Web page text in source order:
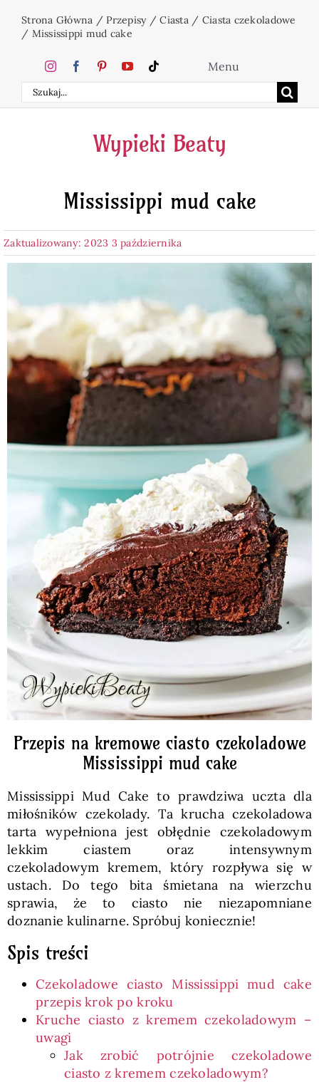
zawartości
Strona Główna /Przepisy/Ciasta/ Ciasta czekoladowe
/ Mississippi mud cake
Szukaj
Menu
Home
Ciasta
Desery
Napoje
Pieczywo
Przetwory
Zdrowo i fit
Kuchnie świata
SKLEP
Polski
Wypieki Beaty
Mississippi mud cake
Zaktualizowany: 2023 3 października
Przepis na kremowe ciasto czekoladowe
Mississippi mud cake
Mississippi Mud Cake to prawdziwa uczta dla
miłośników czekolady. Ta krucha czekoladowa
tarta wypełniona jest obłędnie czekoladowym
lekkim ciastem oraz intensywnym
czekoladowym kremem, który rozpływa się w
ustach. Do tego bita śmietana na wierzchu
sprawia, że to ciasto nie niezapomniane
doznanie kulinarne. Spróbuj koniecznie!
Spis treści
Czekoladowe ciasto Mississippi mud cake
przepis krok po kroku
Kruche ciasto z kremem czekoladowym –
uwagi
Jak zrobić potrójnie czekoladowe
ciasto z kremem czekoladowym?